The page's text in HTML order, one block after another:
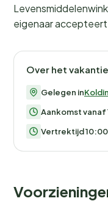
eigenaar
Over het
Gelegen in
Aankomst
Vertrektijd 10:00